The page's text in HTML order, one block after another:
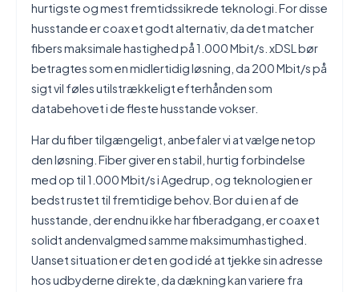
hurtigste og mest fremtidssikrede teknologi. For disse
husstande er coax et godt alternativ, da det matcher
fibers maksimale hastighed på 1.000 Mbit/s. xDSL bør
betragtes som en midlertidig løsning, da 200 Mbit/s på
sigt vil føles utilstrækkeligt efterhånden som
databehovet i de fleste husstande vokser.
Har du fiber tilgængeligt, anbefaler vi at vælge netop
den løsning. Fiber giver en stabil, hurtig forbindelse
med op til 1.000 Mbit/s i Agedrup, og teknologien er
bedst rustet til fremtidige behov. Bor du i en af de
husstande, der endnu ikke har fiberadgang, er coax et
solidt andenvalgmed samme maksimumhastighed.
Uanset situation er det en god idé at tjekke sin adresse
hos udbyderne direkte, da dækning kan variere fra